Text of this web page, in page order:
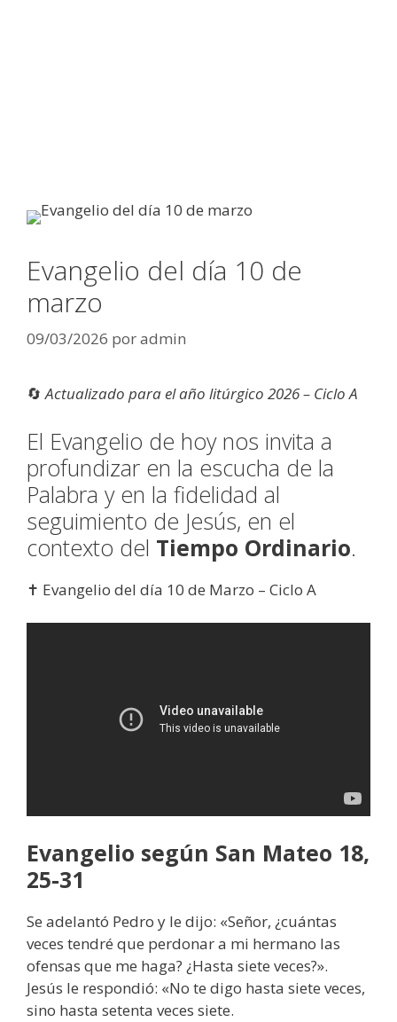
Evangelio del día 10 de
marzo
09/03/2026 poradmin
🔄Actualizado para el año litúrgico 2026 – Ciclo A
El Evangelio de hoy nos invita a
profundizar en la escucha de la
Palabra y en la fidelidad al
seguimiento de Jesús, en el
contexto del Tiempo Ordinario.
✝️ Evangelio del día 10 de Marzo – Ciclo A
Evangelio según San Mateo 18,
25-31
Se adelantó Pedro y le dijo: «Señor, ¿cuántas
veces tendré que perdonar a mi hermano las
ofensas que me haga? ¿Hasta siete veces?».
Jesús le respondió: «No te digo hasta siete veces,
sino hasta setenta veces siete.